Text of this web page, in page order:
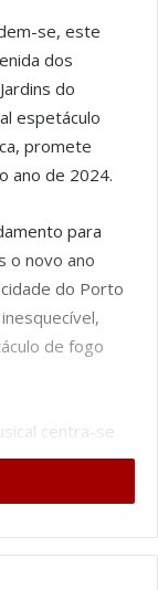
se, este
dos
do
espetáculo
promete
ano de 2024.
para
o novo ano
do Porto
de fogo
centra-se
Jardins do
musicais